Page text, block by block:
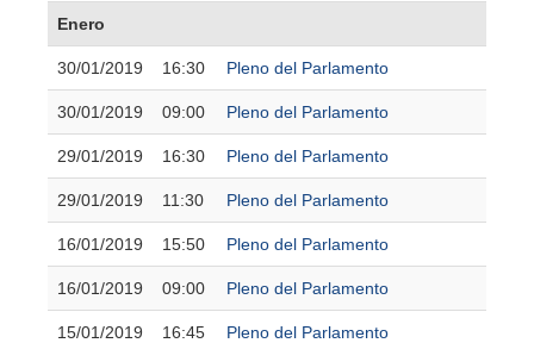
Enero
30/01/2019 16:30 Pleno del Parlamento
30/01/2019 09:00 Pleno del Parlamento
29/01/2019 16:30 Pleno del Parlamento
29/01/2019 11:30 Pleno del Parlamento
16/01/2019 15:50 Pleno del Parlamento
16/01/2019 09:00 Pleno del Parlamento
15/01/2019 16:45 Pleno del Parlamento